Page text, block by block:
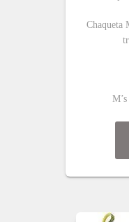
Chaqueta